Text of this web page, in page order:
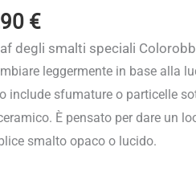
€Fascia
di
prezzo:
da
7,40 €
a
25,90 €
degli smalti speciali
leggermente in base alla
include sfumature o particelle
È pensato per dare un
smalto opaco o lucido.